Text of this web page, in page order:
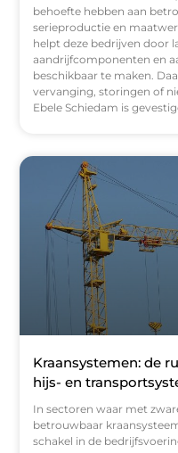
behoefte hebben aan
serieproductie en
helpt deze bedrijven door
aandrijfcomponenten en
beschikbaar te maken.
vervanging, storingen of
Ebele Schiedam is
Kraansystemen: de
hijs- en
In sectoren waar met
betrouwbaar
schakel in de